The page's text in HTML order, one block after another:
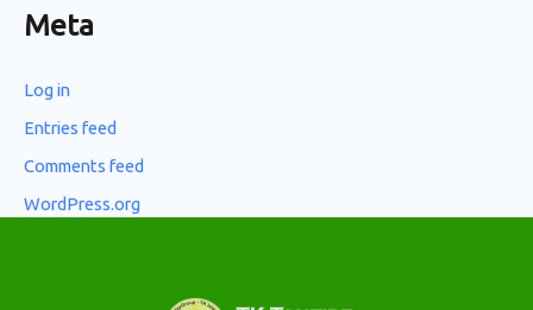
Meta
Log in
Entries feed
Comments feed
WordPress.org